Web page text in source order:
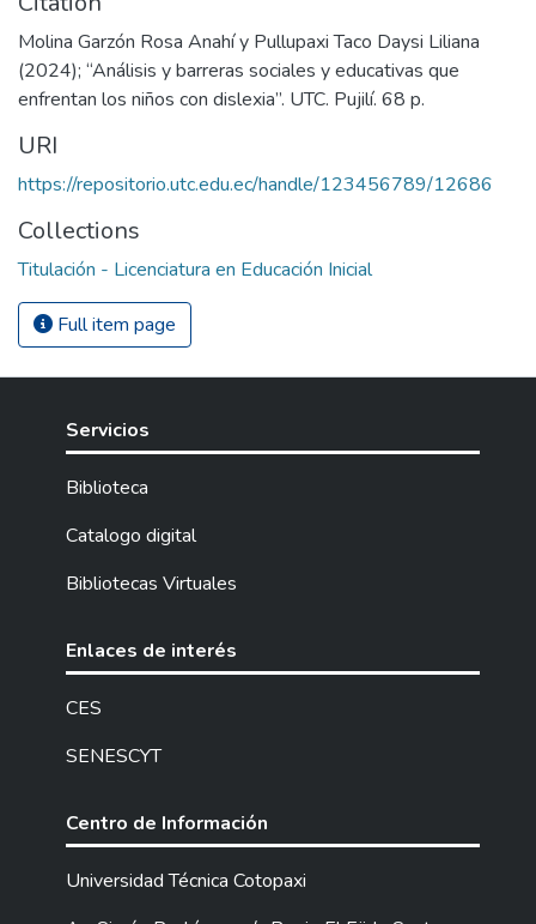
Molina Garzón Rosa Anahí y Pullupaxi Taco Daysi Liliana
(2024); “Análisis y barreras sociales y educativas que
enfrentan los niños con dislexia”. UTC. Pujilí. 68 p.
URI
https://repositorio.utc.edu.ec/handle/123456789/12686
Collections
Titulación - Licenciatura en Educación Inicial
Full item page
Servicios
Biblioteca
Catalogo digital
Bibliotecas Virtuales
Enlaces de interés
CES
SENESCYT
Centro de Información
Universidad Técnica Cotopaxi